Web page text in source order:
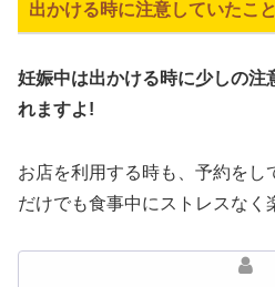
出かける時に注意していたこと
妊娠中は出かける時に少しの注
れますよ!
お店を利用する時も、予約をし
だけでも食事中にストレスなく